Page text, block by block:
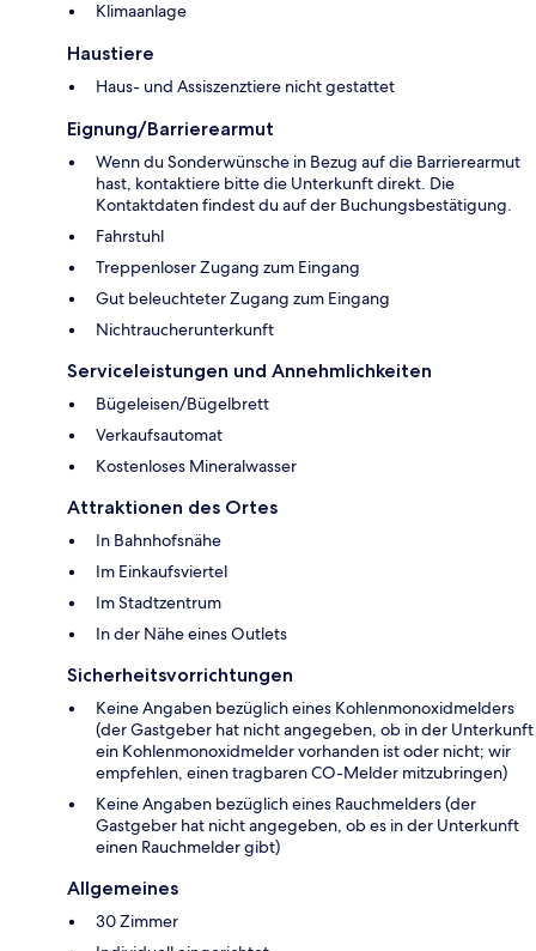
Klimaanlage
Haustiere
Haus- und Assiszenztiere nicht gestattet
Eignung/Barrierearmut
Wenn du Sonderwünsche in Bezug auf die Barrierearmut
hast, kontaktiere bitte die Unterkunft direkt. Die
Kontaktdaten findest du auf der Buchungsbestätigung.
Fahrstuhl
Treppenloser Zugang zum Eingang
Gut beleuchteter Zugang zum Eingang
Nichtraucherunterkunft
Serviceleistungen und Annehmlichkeiten
Bügeleisen/Bügelbrett
Verkaufsautomat
Kostenloses Mineralwasser
Attraktionen des Ortes
In Bahnhofsnähe
Im Einkaufsviertel
Im Stadtzentrum
In der Nähe eines Outlets
Sicherheitsvorrichtungen
Keine Angaben bezüglich eines Kohlenmonoxidmelders
(der Gastgeber hat nicht angegeben, ob in der Unterkunft
ein Kohlenmonoxidmelder vorhanden ist oder nicht; wir
empfehlen, einen tragbaren CO-Melder mitzubringen)
Keine Angaben bezüglich eines Rauchmelders (der
Gastgeber hat nicht angegeben, ob es in der Unterkunft
einen Rauchmelder gibt)
Allgemeines
30 Zimmer